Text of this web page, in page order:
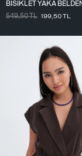
549,50TL 199,50TL